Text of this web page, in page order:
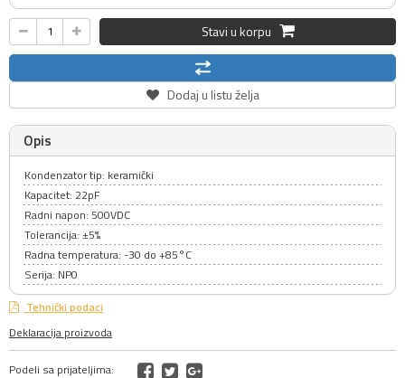
Stavi u korpu
Dodaj u listu želja
Opis
Kondenzator tip: keramički
Kapacitet: 22pF
Radni napon: 500VDC
Tolerancija: ±5%
Radna temperatura: -30 do +85°C
Serija: NP0
Tehnički podaci
Deklaracija proizvoda
Podeli sa prijateljima: